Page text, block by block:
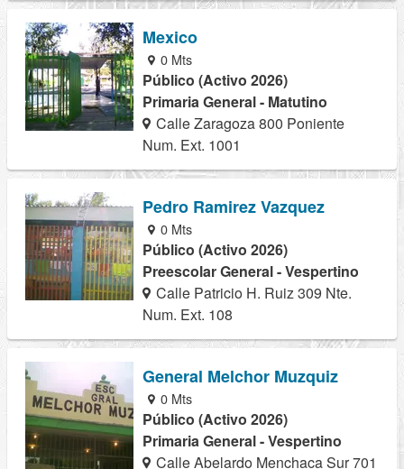
Mexico
0 Mts
Público (Activo 2026)
Primaria General - Matutino
Calle Zaragoza 800 Poniente
Num. Ext. 1001
Pedro Ramirez Vazquez
0 Mts
Público (Activo 2026)
Preescolar General - Vespertino
Calle Patricio H. Ruiz 309 Nte.
Num. Ext. 108
General Melchor Muzquiz
0 Mts
Público (Activo 2026)
Primaria General - Vespertino
Calle Abelardo Menchaca Sur 701